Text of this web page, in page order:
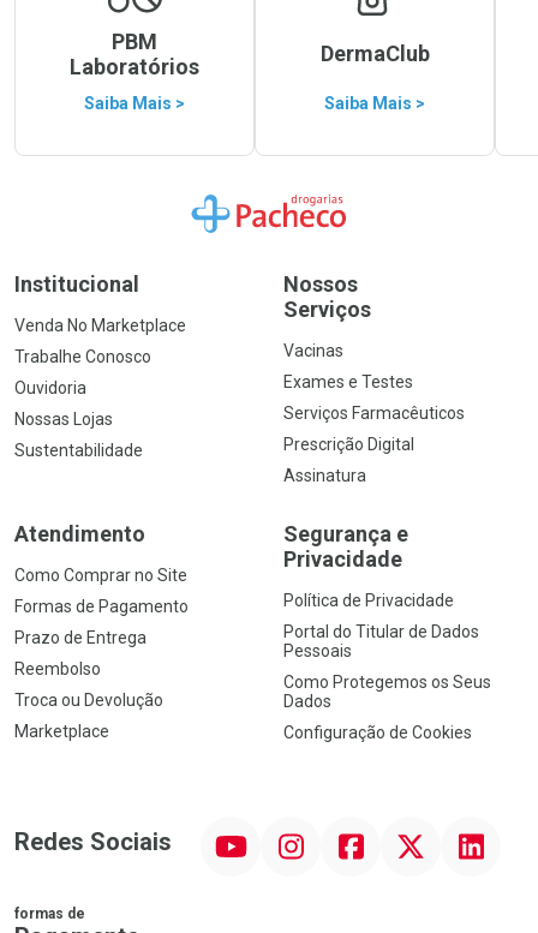
PBM
Laboratórios
Saiba Mais >
DermaClub
Saiba Mais >
Ir para a Home
Institucional
Venda No Marketplace
Trabalhe Conosco
Ouvidoria
Nossas Lojas
Sustentabilidade
Nossos
Serviços
Vacinas
Exames e Testes
Serviços Farmacêuticos
Prescrição Digital
Assinatura
Atendimento
Como Comprar no Site
Formas de Pagamento
Prazo de Entrega
Reembolso
Troca ou Devolução
Marketplace
Segurança e
Privacidade
Política de Privacidade
Portal do Titular de Dados
Pessoais
Como Protegemos os Seus
Dados
Configuração de Cookies
Redes Sociais InstagramFacebookTwitter Linkedin
formas de